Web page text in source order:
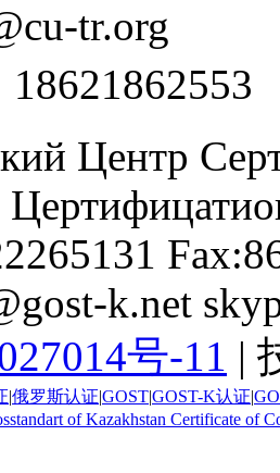
tr.org
18621862553
Центр
k.net
号-11 |
|俄罗斯认证|GOST|GOST-K认证|
of Kazakhstan Certificate of